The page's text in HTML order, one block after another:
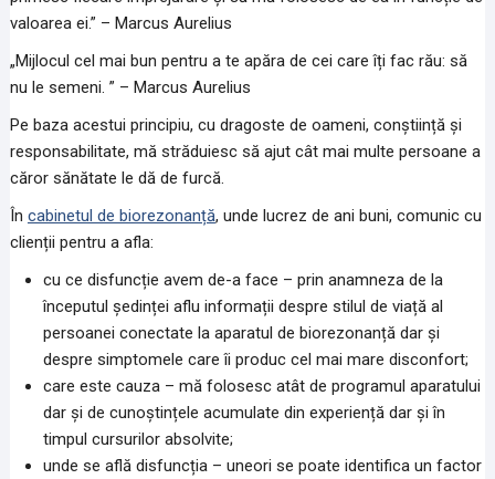
valoarea ei.” – Marcus Aurelius
„Mijlocul cel mai bun pentru a te apăra de cei care îți fac rău: să
nu le semeni. ” – Marcus Aurelius
Pe baza acestui principiu, cu dragoste de oameni, conștiință și
responsabilitate, mă străduiesc să ajut cât mai multe persoane a
căror sănătate le dă de furcă.
În cabinetul de biorezonanță, unde lucrez de ani buni, comunic cu
clienții pentru a afla:
cu ce disfuncție avem de-a face – prin anamneza de la
începutul ședinței aflu informații despre stilul de viață al
persoanei conectate la aparatul de biorezonanță dar și
despre simptomele care îi produc cel mai mare disconfort;
care este cauza – mă folosesc atât de programul aparatului
dar și de cunoștințele acumulate din experiență dar și în
timpul cursurilor absolvite;
unde se află disfuncția – uneori se poate identifica un factor